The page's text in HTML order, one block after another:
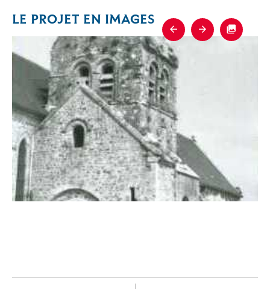
LE PROJET EN IMAGES
Previous
Next